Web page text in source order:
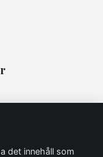
det innehåll som